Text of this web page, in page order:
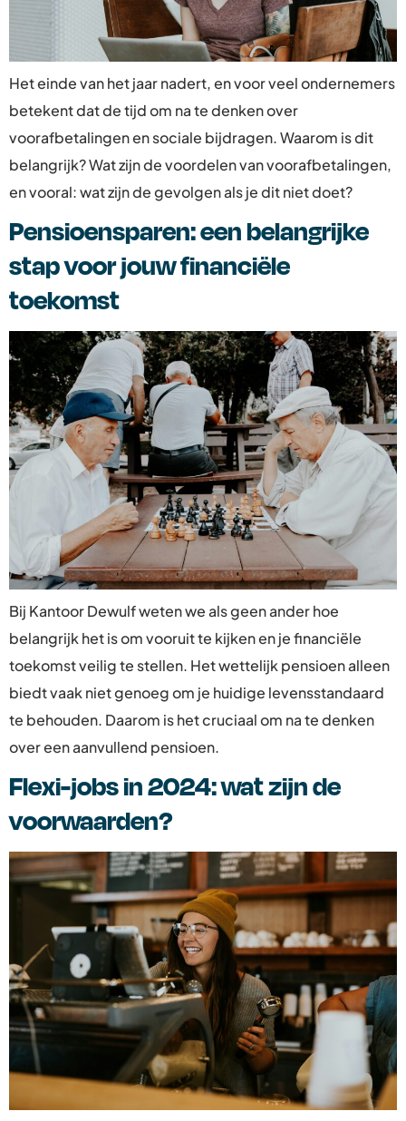
Het einde van het jaar nadert, en voor veel ondernemers
betekent dat de tijd om na te denken over
voorafbetalingen en sociale bijdragen. Waarom is dit
belangrijk? Wat zijn de voordelen van voorafbetalingen,
en vooral: wat zijn de gevolgen als je dit niet doet?
Pensioensparen: een belangrijke
stap voor jouw financiële
toekomst
Bij Kantoor Dewulf weten we als geen ander hoe
belangrijk het is om vooruit te kijken en je financiële
toekomst veilig te stellen. Het wettelijk pensioen alleen
biedt vaak niet genoeg om je huidige levensstandaard
te behouden. Daarom is het cruciaal om na te denken
over een aanvullend pensioen.
Flexi-jobs in 2024: wat zijn de
voorwaarden?